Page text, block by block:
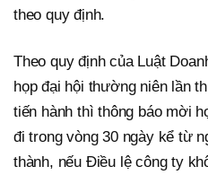
theo quy định.
Theo quy định của Luật
họp đại hội thường niên lần
tiến hành thì thông báo mời
đi trong vòng 30 ngày kể từ
thành, nếu Điều lệ công ty